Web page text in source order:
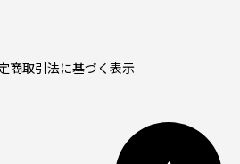
商取引法に基づく表示